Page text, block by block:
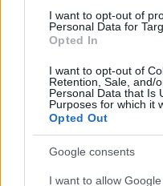
I want to opt-out of
Personal Data for
Opted In
I want to opt-out of
Retention, Sale, and/
Personal Data that Is
Purposes for which it
Opted Out
Google consents
I want to allow